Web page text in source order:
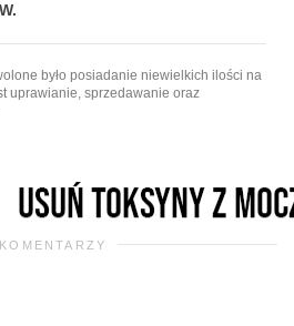
było posiadanie niewielkich ilości na
uprawianie, sprzedawanie oraz